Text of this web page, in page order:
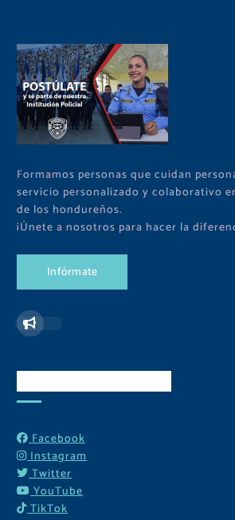
Formamos personas que cuidan
servicio personalizado y colaborativo
de los hondureños.
¡Únete a nosotros para hacer la
Infórmate
Facebook
Instagram
Twitter
YouTube
TikTok